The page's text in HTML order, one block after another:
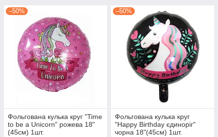
–50%
Фольгована кулька круг "Time
to be a Unicorn" рожева 18"
(45см) 1шт.
–50%
Фольгована кулька круг
"Happy Birthday єдиноріг"
чорна 18"(45см) 1шт.